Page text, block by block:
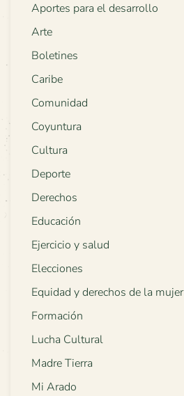
Aportes para el desarrollo
Arte
Boletines
Caribe
Comunidad
Coyuntura
Cultura
Deporte
Derechos
Educación
Ejercicio y salud
Elecciones
Equidad y derechos de la mujer
Formación
Lucha Cultural
Madre Tierra
Mi Arado